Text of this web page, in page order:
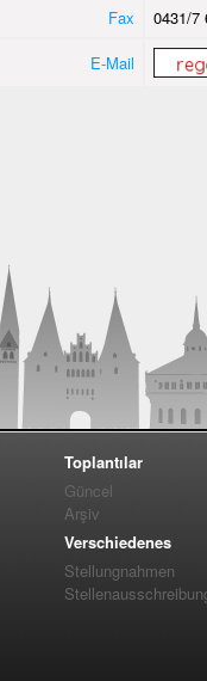
Fax
0431/7
E-Mail
Toplantılar
Güncel
Arşiv
Verschiedenes
Stellungnahmen